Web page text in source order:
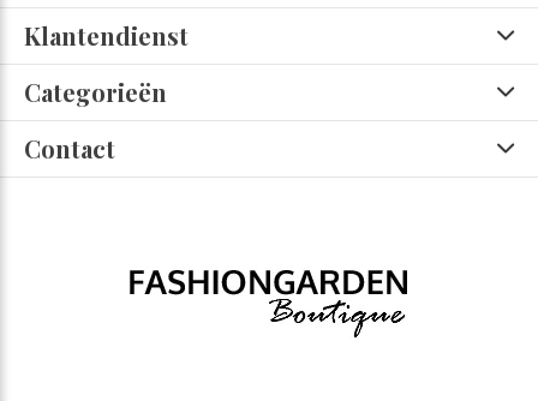
Klantendienst
Categorieën
Contact